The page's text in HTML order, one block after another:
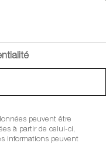
peuvent être
à partir de celui-ci,
informations peuvent